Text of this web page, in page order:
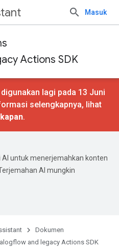
Masuk
Actions SDK
lagi pada 13 Juni
selengkapnya, lihat
.
untuk menerjemahkan konten
AI mungkin
Dokumen
and legacy Actions SDK